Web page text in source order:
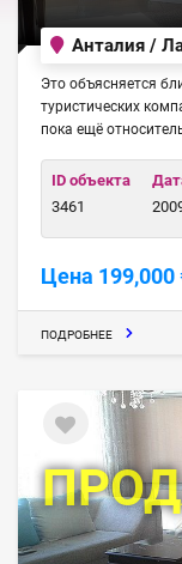
Анталия /
Это объясняется
туристических
пока ещё
ID объекта
3461
Цена 199,000
ПОДРОБНЕЕ